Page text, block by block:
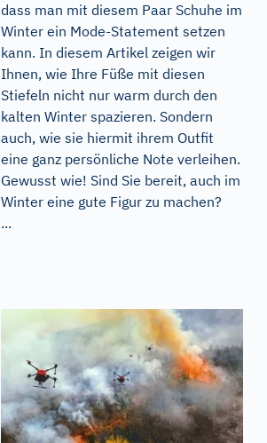
dass man mit diesem Paar Schuhe im
Winter ein Mode-Statement setzen
kann. In diesem Artikel zeigen wir
Ihnen, wie Ihre Füße mit diesen
Stiefeln nicht nur warm durch den
kalten Winter spazieren. Sondern
auch, wie sie hiermit ihrem Outfit
eine ganz persönliche Note verleihen.
Gewusst wie! Sind Sie bereit, auch im
Winter eine gute Figur zu machen?
...